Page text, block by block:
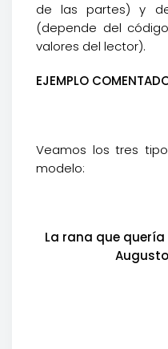
de las partes) y
(depende del
valores del lector).
EJEMPLO
Veamos los tres
modelo:
La rana que